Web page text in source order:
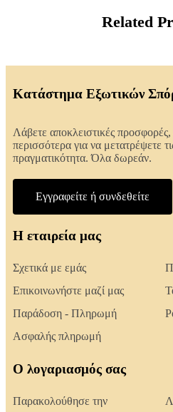
Related
Κατάστημα Εξωτικών
Λάβετε αποκλειστικές
περισσότερα για να μετατρέψετε
πραγματικότητα. Όλα δωρεάν.
Εγγραφείτε ή συνδεθείτε
Η εταιρεία μας
Σχετικά με εμάς
Επικοινωνήστε μαζί μας
Παράδοση - Πληρωμή
Ασφαλής πληρωμή
Ο λογαριασμός σας
Παρακολούθησε την